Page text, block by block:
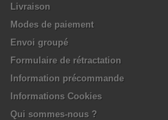
Livraison
Modes de paiement
Envoi groupé
Formulaire de rétractation
Information précommande
Informations Cookies
Qui sommes-nous ?